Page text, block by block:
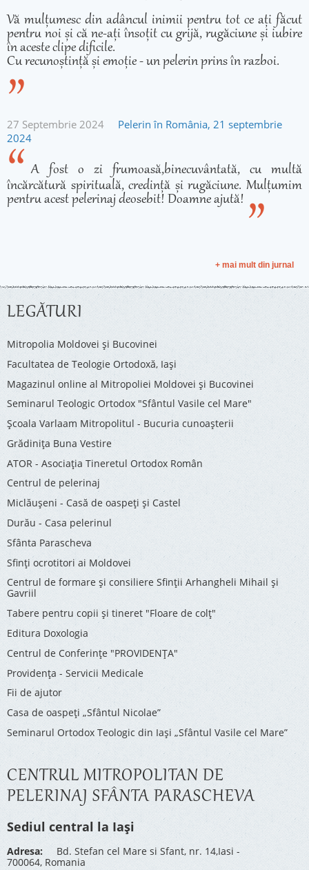
Vă mulțumesc din adâncul inimii pentru tot ce ați făcut
pentru noi și că ne-ați însoțit cu grijă, rugăciune și iubire
în aceste clipe dificile.
Cu recunoștință și emoție - un pelerin prins în razboi.
27 Septembrie 2024
Pelerin în România, 21 septembrie
2024
A fost o zi frumoasă,binecuvântată, cu multă
încărcătură spirituală, credință și rugăciune. Mulțumim
pentru acest pelerinaj deosebit! Doamne ajută!
+ mai mult din jurnal
LEGĂTURI
Mitropolia Moldovei și Bucovinei
Facultatea de Teologie Ortodoxă, Iaşi
Magazinul online al Mitropoliei Moldovei și Bucovinei
Seminarul Teologic Ortodox "Sfântul Vasile cel Mare"
Şcoala Varlaam Mitropolitul - Bucuria cunoaşterii
Grădinița Buna Vestire
ATOR - Asociaţia Tineretul Ortodox Român
Centrul de pelerinaj
Miclăușeni - Casă de oaspeţi şi Castel
Durău - Casa pelerinul
Sfânta Parascheva
Sfinți ocrotitori ai Moldovei
Centrul de formare și consiliere Sfinții Arhangheli Mihail și
Gavriil
Tabere pentru copii şi tineret "Floare de colţ"
Editura Doxologia
Centrul de Conferinţe "PROVIDENŢA"
Providenţa - Servicii Medicale
Fii de ajutor
Casa de oaspeți „Sfântul Nicolae”
Seminarul Ortodox Teologic din Iași „Sfântul Vasile cel Mare”
CENTRUL MITROPOLITAN DE
PELERINAJ SFÂNTA PARASCHEVA
Sediul central la Iași
Adresa: Bd. Stefan cel Mare si Sfant, nr. 14,Iasi -
700064, Romania